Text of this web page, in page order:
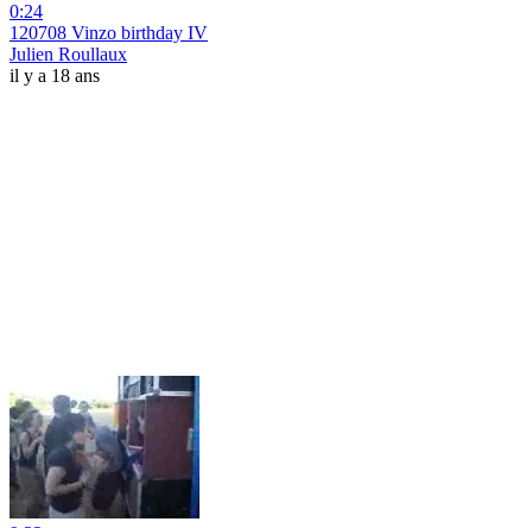
0:24
120708 Vinzo birthday IV
Julien Roullaux
il y a 18 ans